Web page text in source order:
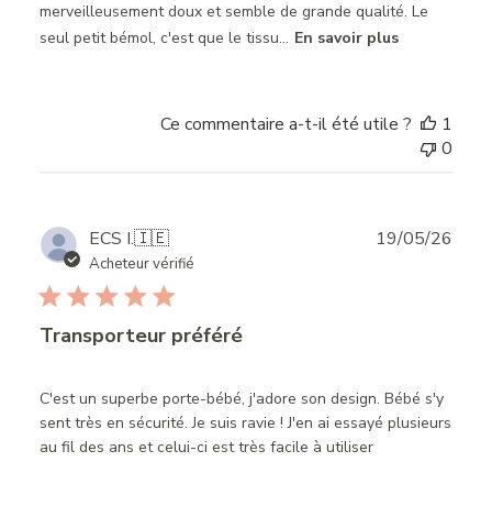
merveilleusement doux et semble de grande qualité. Le
seul petit bémol, c'est que le tissu... En savoir plus
Ce commentaire a-t-il été utile ?
1
0
ECS I.🇮🇪
Acheteur vérifié
Transporteur préféré
C'est un superbe porte-bébé, j'adore son design. Bébé s'y
sent très en sécurité. Je suis ravie ! J'en ai essayé plusieurs
au fil des ans et celui-ci est très facile à utiliser
19/05/26